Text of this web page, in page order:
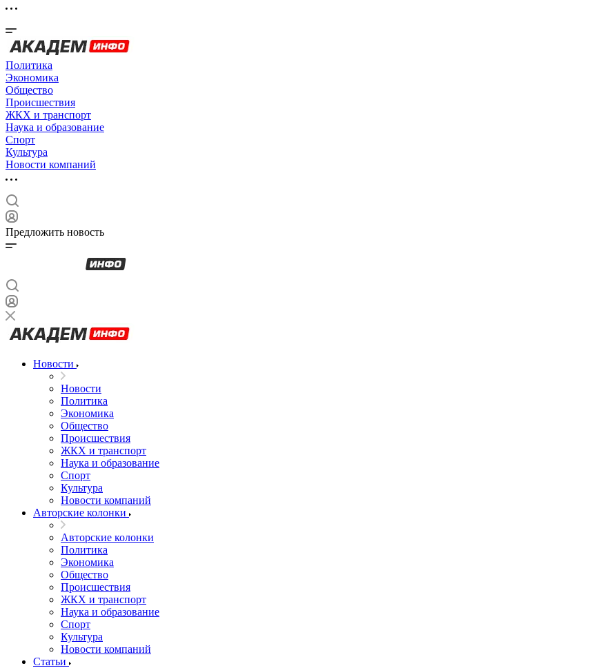
Политика
Экономика
Общество
Происшествия
ЖКХ и транспорт
Наука и образование
Спорт
Культура
Новости компаний
Предложить новость
Новости
Новости
Политика
Экономика
Общество
Происшествия
ЖКХ и транспорт
Наука и образование
Спорт
Культура
Новости компаний
Авторские колонки
Авторские колонки
Политика
Экономика
Общество
Происшествия
ЖКХ и транспорт
Наука и образование
Спорт
Культура
Новости компаний
Статьи